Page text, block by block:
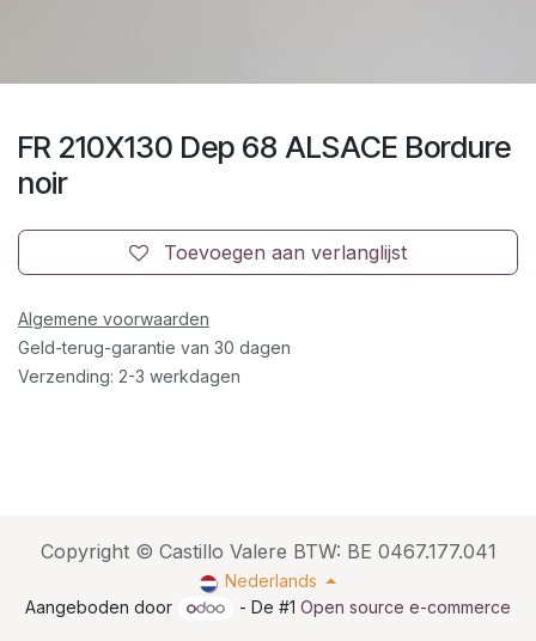
FR 210X130 Dep 68 ALSACE Bordure
noir
Toevoegen aan verlanglijst
Algemene voorwaarden
Geld-terug-garantie van 30 dagen
Verzending: 2-3 werkdagen
Copyright © Castillo Valere BTW: BE 0467.177.041
Nederlands
Aangeboden door
- De #1Open source e-commerce